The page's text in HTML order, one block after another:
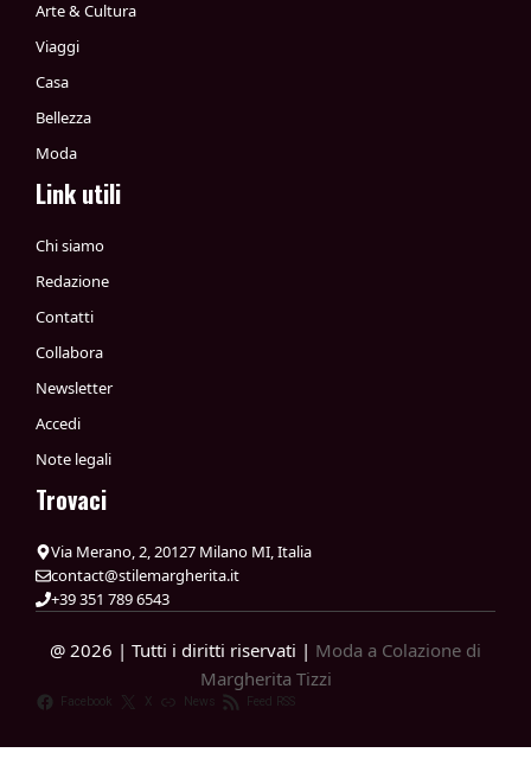
Arte & Cultura
Viaggi
Casa
Bellezza
Moda
Link utili
Chi siamo
Redazione
Contatti
Collabora
Newsletter
Accedi
Note legali
Trovaci
Via Merano, 2, 20127 Milano MI, Italia
contact@stilemargherita.it
+39 351 789 6543
@ 2026 | Tutti i diritti riservati | Moda a Colazione di
Margherita Tizzi
Facebook X News Feed RSS